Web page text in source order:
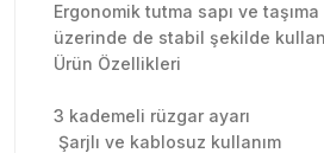
Ergonomik tutma sapı ve
üzerinde de stabil şekilde
Ürün Özellikleri
3 kademeli rüzgar ayarı
Şarjlı ve kablosuz kullanım